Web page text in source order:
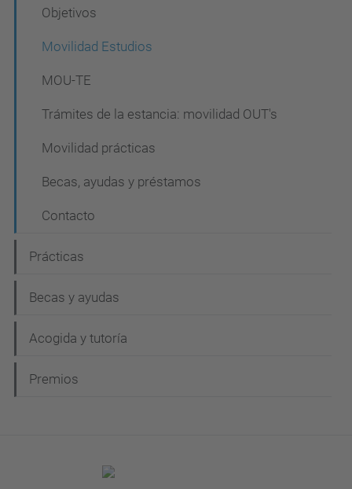
Objetivos
Movilidad Estudios
MOU-TE
Trámites de la estancia: movilidad OUT's
Movilidad prácticas
Becas, ayudas y préstamos
Contacto
Prácticas
Becas y ayudas
Acogida y tutoría
Premios